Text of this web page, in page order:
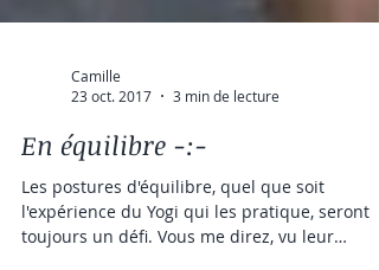
Camille
23 oct. 2017
3 min de lecture
En équilibre -:-